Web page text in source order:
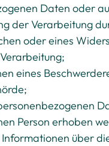
Daten oder
der Verarbeitung
oder eines
eines
Person erhoben
über